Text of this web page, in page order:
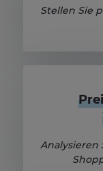
Stellen Sie
Analysieren